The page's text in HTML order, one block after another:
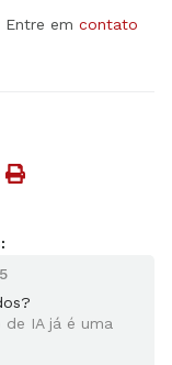
Entre em contato
IA já é uma